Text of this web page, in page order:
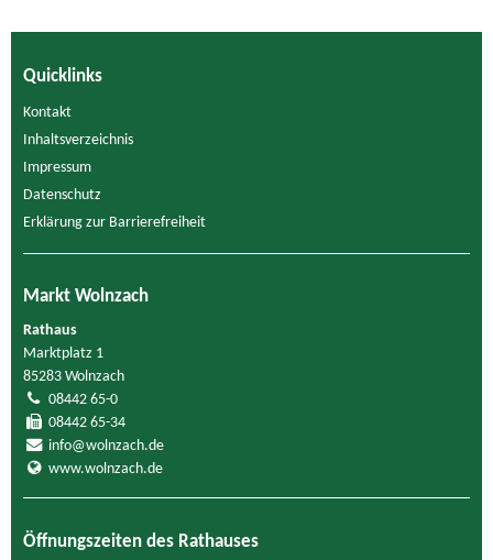
Quicklinks
Kontakt
Inhaltsverzeichnis
Impressum
Datenschutz
Erklärung zur Barrierefreiheit
Markt Wolnzach
Rathaus
Marktplatz 1
85283 Wolnzach
08442 65-0
08442 65-34
info@wolnzach.de
www.wolnzach.de
Öffnungszeiten des Rathauses